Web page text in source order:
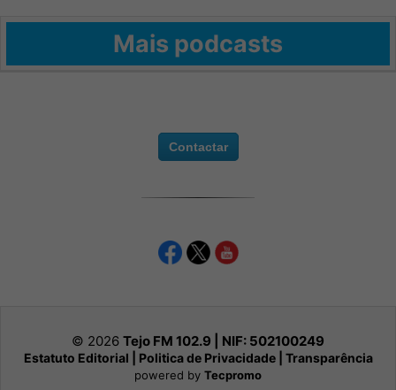
Mais podcasts
Contactar
© 2026 Tejo FM 102.9 | NIF: 502100249
Estatuto Editorial Politica de Privacidade| Transparência
powered by Tecpromo